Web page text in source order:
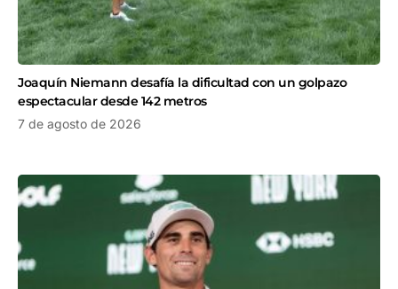
Joaquín Niemann desafía la dificultad con un golpazo
espectacular desde 142 metros
7 de agosto de 2026